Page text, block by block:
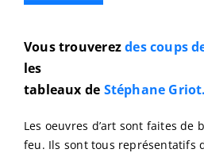
Vous trouverezdes coups
les
tableaux de Stéphane Griot.
Les oeuvres d’art sont faites de
feu. Ils sont tous représentatifs